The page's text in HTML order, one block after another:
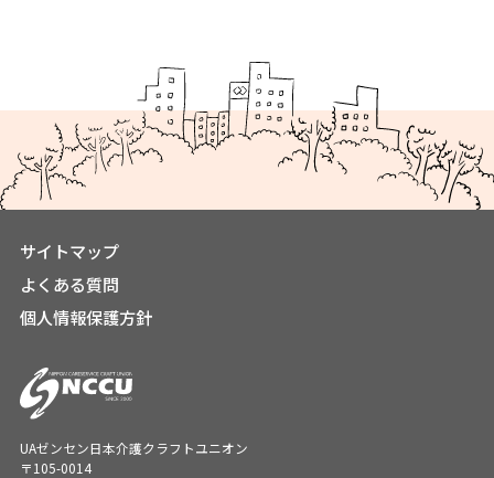
サイトマップ
よくある質問
個人情報保護方針
UAゼンセン日本介護クラフトユニオン
〒105-0014